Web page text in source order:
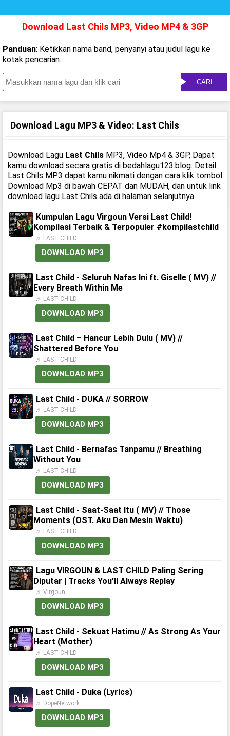
Download Last Chils MP3, Video MP4 & 3GP
Panduan: Ketikkan nama band, penyanyi atau judul lagu ke
kotak pencarian.
CARI
Download Lagu MP3 & Video: Last Chils
Download Lagu Last Chils MP3, Video Mp4 & 3GP, Dapat
kamu download secara gratis di bedahlagu123.blog. Detail
Last Chils MP3 dapat kamu nikmati dengan cara klik tombol
Download Mp3 di bawah CEPAT dan MUDAH, dan untuk link
download lagu Last Chils ada di halaman selanjutnya.
Kumpulan Lagu Virgoun Versi Last Child!
Kompilasi Terbaik & Terpopuler #kompilastchild
♬ LAST CHILD
DOWNLOAD MP3
Last Child - Seluruh Nafas Ini ft. Giselle ( MV) //
Every Breath Within Me
♬ LAST CHILD
DOWNLOAD MP3
Last Child – Hancur Lebih Dulu ( MV) //
Shattered Before You
♬ LAST CHILD
DOWNLOAD MP3
Last Child - DUKA // SORROW
♬ LAST CHILD
DOWNLOAD MP3
Last Child - Bernafas Tanpamu // Breathing
Without You
♬ LAST CHILD
DOWNLOAD MP3
Last Child - Saat-Saat Itu ( MV) // Those
Moments (OST. Aku Dan Mesin Waktu)
♬ LAST CHILD
DOWNLOAD MP3
Lagu VIRGOUN & LAST CHILD Paling Sering
Diputar | Tracks You’ll Always Replay
♬ Virgoun
DOWNLOAD MP3
Last Child - Sekuat Hatimu // As Strong As Your
Heart (Mother)
♬ LAST CHILD
DOWNLOAD MP3
Last Child - Duka (Lyrics)
♬ DopeNetwork
DOWNLOAD MP3